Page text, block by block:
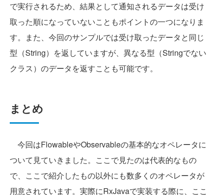
で実行されるため、結果として通知されるデータは受け
取った順になっていないこともポイントの一つになりま
す。また、今回のサンプルでは受け取ったデータと同じ
型（String）を返していますが、異なる型（Stringでない
クラス）のデータを返すことも可能です。
まとめ
今回はFlowableやObservableの基本的なオペレータに
ついて見ていきました。ここで見たのは代表的なもの
で、ここで紹介したもの以外にも数多くのオペレータが
用意されています。実際にRxJavaで実装する際に、ここ